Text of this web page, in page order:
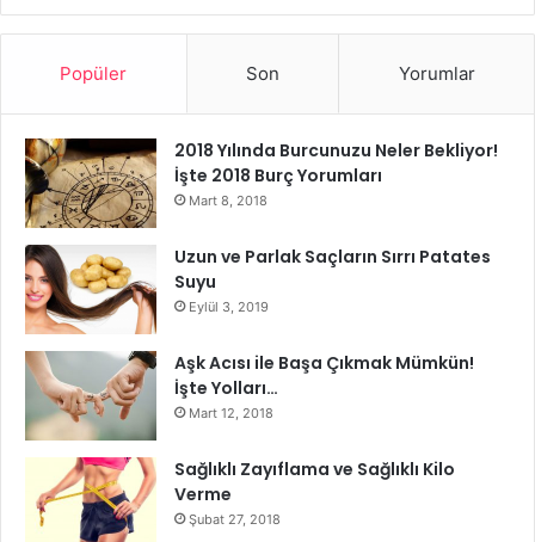
İnfertilite kısırlık kısırlık tedavisi
Popüler Son Yorumlar
2018 Yılında Burcunuzu Neler Bekliyor!
İşte 2018 Burç Yorumları
Mart 8, 2018
Uzun ve Parlak Saçların Sırrı Patates
Suyu
Eylül 3, 2019
Aşk Acısı ile Başa Çıkmak Mümkün!
İşte Yolları…
Mart 12, 2018
Sağlıklı Zayıflama ve Sağlıklı Kilo
Verme
Şubat 27, 2018